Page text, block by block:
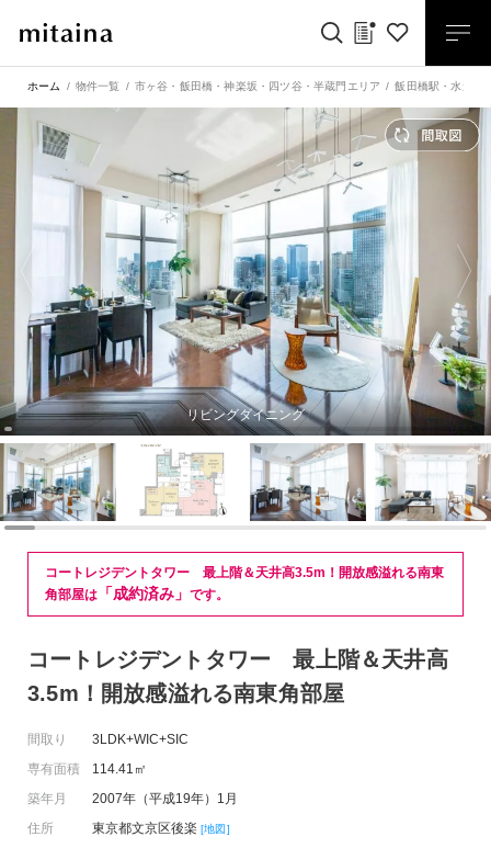
ホーム 物件一覧 市ヶ谷・飯田橋・神楽坂・四ツ谷・半蔵門エリア 飯田橋駅 ・水道橋
リビングダイニング
コートレジデントタワー 最上階＆天井高3.5m！開放感溢れる南東
角部屋は 「成約済み」 です。
コートレジデントタワー 最上階＆天井高
3.5m！開放感溢れる南東角部屋
間取り
3LDK+WIC+SIC
専有面積
114.41㎡
築年月
2007年（平成19年）1月
住所
東京都文京区後楽 [地図]